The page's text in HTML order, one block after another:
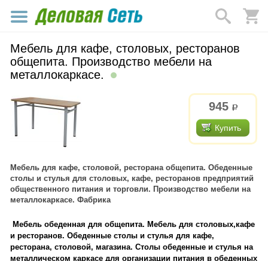
Мебель для кафе, столовых, ресторанов
общепита. Производство мебели на
металлокаркасе.
945 р.
Купить
Мебель для кафе, столовой, ресторана общепита. Обеденные
столы и стулья для столовых, кафе, ресторанов предприятий
общественного питания и торговли. Производство мебели на
металлокаркасе. Фабрика
Мебель обеденная для общепита. Мебель для столовых,кафе
и ресторанов. Обеденные столы и стулья для кафе,
ресторана, столовой, магазина. Столы обеденные и стулья на
металлическом каркасе для организации питания в обеденных